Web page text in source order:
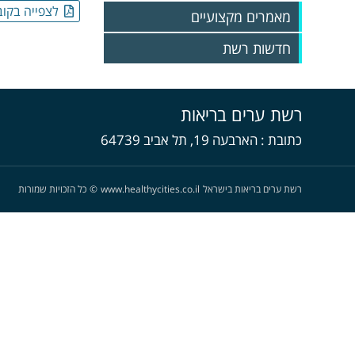
מאמרים מקצועיים
חדשות רשת
גיליונות 2024
גיליונות 2023
גליונות 2022
גליונות 2021
גליונות 2020
גליונות 2019
גליונות 2018
לצפייה
רשת ערים בריאות
כתובת הארבעה 19, תל אביב 64739
רשת ערים בריאות בישראל www.healthycities.co.il
© כל הזכויות שמורות